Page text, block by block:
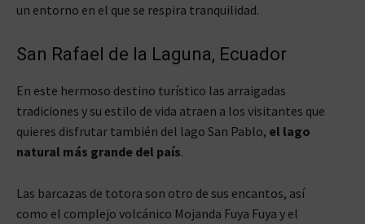
un entorno en el que se respira tranquilidad.
San Rafael de la Laguna, Ecuador
En este hermoso destino turístico las arraigadas
tradiciones y su estilo de vida atraen a los visitantes que
quieres disfrutar también del lago San Pablo, el lago
natural más grande del país.
Las barcazas de totora son otro de sus encantos, así
como el complejo volcánico Mojanda Fuya Fuya y el